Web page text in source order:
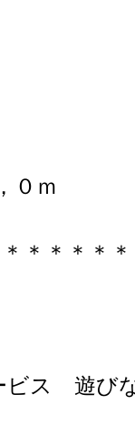
０ｍ
＊＊＊＊
ビス 遊び